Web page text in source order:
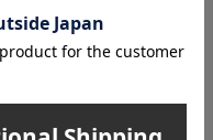
SALE・おすすめ商品な
うれしい情報をお届けい
ジンについて詳しく見る